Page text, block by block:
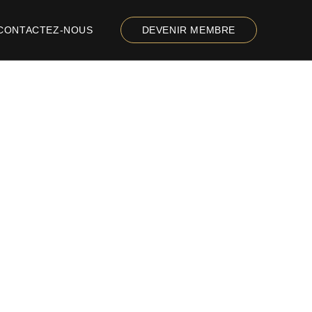
NOUS DEVENIR MEMBRE